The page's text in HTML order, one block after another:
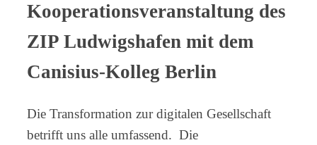
Kooperationsveranstaltung des
ZIP Ludwigshafen mit dem
Canisius-Kolleg Berlin
Die Transformation zur digitalen Gesellschaft
betrifft uns alle umfassend. Die